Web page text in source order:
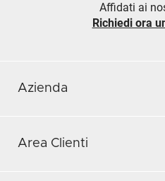
Affidati ai
Richiedi ora
Azienda
Area Clienti